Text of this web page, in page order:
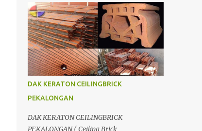
menjawab kesulitan Anda. Kami
berpengalaman dalam bidang
pembangunan dan konstruksi. Banyak
produk yang kami tawarkan, dari bahan
untuk Dak, interior, eksterior, maupun jasa
kontraktor, tentunya juga dengan kualitas
yan...
YOGYAKARTA CV. Light Group Indonesia
Divisi LIGHTGRID ; Distributor dan
Aplikator, Jual dan pasang Dak Keraton
untuk Wilayah JogJakarta Yogyakarta Solo
Surakarta Semarang Brebes Tegal
Pemalang Batang Purwokerto Cilacap
Wonosobo Wonogiri Purbalingga Klaten
Purworejo Banjarnegara Purbalingga
Rembang Grobogan Cepu Kudus Pati Jepara
Kendal dan Jawa Tengah; Telp/SMS/WA
DAK KERATON CEILINGBRICK
PEKALONGAN
DAK KERATON CEILINGBRICK
PEKALONGAN ( Ceiling Brick